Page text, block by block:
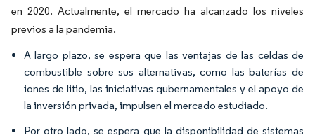
en 2020. Actualmente, el mercado ha alcanzado los niveles
previos a la pandemia.
A largo plazo, se espera que las ventajas de las celdas de
combustible sobre sus alternativas, como las baterías de
iones de litio, las iniciativas gubernamentales y el apoyo de
la inversión privada, impulsen el mercado estudiado.
Por otro lado, se espera que la disponibilidad de sistemas